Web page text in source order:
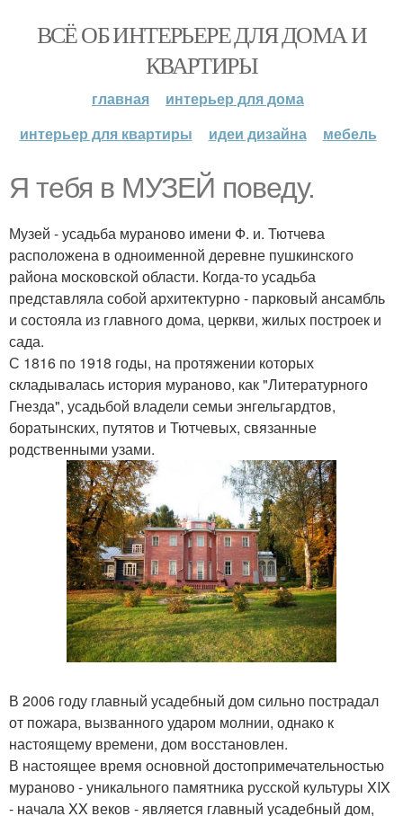
ВСЁ ОБ ИНТЕРЬЕРЕ ДЛЯ ДОМА И
КВАРТИРЫ
главная
интерьер для дома
интерьер для квартиры
идеи дизайна мебель
Я тебя в МУЗЕЙ поведу.
Музей - усадьба мураново имени Ф. и. Тютчева
расположена в одноименной деревне пушкинского
района московской области. Когда-то усадьба
представляла собой архитектурно - парковый ансамбль
и состояла из главного дома, церкви, жилых построек и
сада.
С 1816 по 1918 годы, на протяжении которых
складывалась история мураново, как "Литературного
Гнезда", усадьбой владели семьи энгельгардтов,
боратынских, путятов и Тютчевых, связанные
родственными узами.
В 2006 году главный усадебный дом сильно пострадал
от пожара, вызванного ударом молнии, однако к
настоящему времени, дом восстановлен.
В настоящее время основной достопримечательностью
мураново - уникального памятника русской культуры XIX
- начала XX веков - является главный усадебный дом,